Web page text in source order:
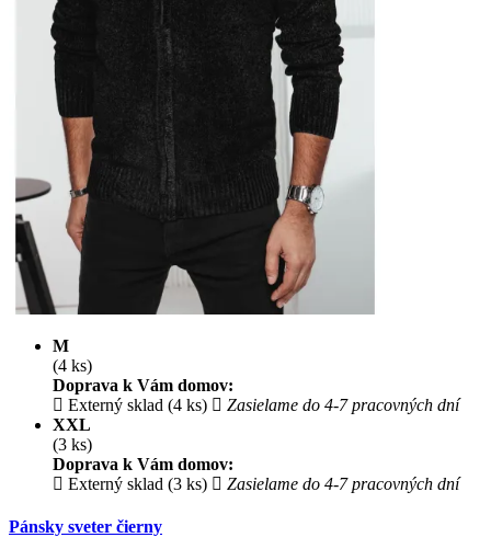
M
(4 ks)
Doprava k Vám domov:
Externý sklad (4 ks)
Zasielame do 4-7 pracovných dní
XXL
(3 ks)
Doprava k Vám domov:
Externý sklad (3 ks)
Zasielame do 4-7 pracovných dní
Pánsky sveter čierny